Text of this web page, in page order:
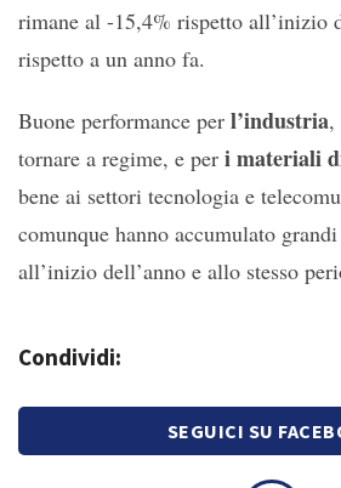
rimane al -15,4% rispetto all’inizio
rispetto a un anno fa.
Buone performance per l’industria,
tornare a regime, e per i materiali
bene ai settori tecnologia e
comunque hanno accumulato
all’inizio dell’anno e allo stesso
Condividi:
SEGUICI SU